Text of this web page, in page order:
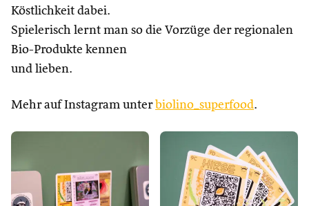
Köstlichkeit dabei.
Spielerisch lernt man so die Vorzüge der regionalen
Bio-Produkte kennen
und lieben.
Mehr auf Instagram unter biolino_superfood.